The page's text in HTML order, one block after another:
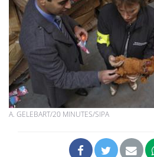
A. GELEBART/20 MINUTES/SIPA